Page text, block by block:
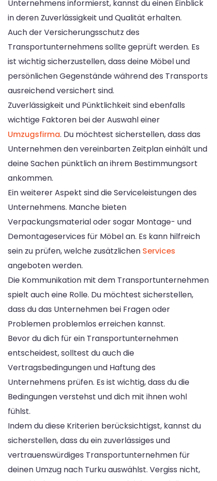
Unternehmens informierst, kannst du einen Einblick
in deren Zuverlässigkeit und Qualität erhalten.
Auch der Versicherungsschutz des
Transportunternehmens sollte geprüft werden. Es
ist wichtig sicherzustellen, dass deine Möbel und
persönlichen Gegenstände während des Transports
ausreichend versichert sind.
Zuverlässigkeit und Pünktlichkeit sind ebenfalls
wichtige Faktoren bei der Auswahl einer
Umzugsfirma. Du möchtest sicherstellen, dass das
Unternehmen den vereinbarten Zeitplan einhält und
deine Sachen pünktlich an ihrem Bestimmungsort
ankommen.
Ein weiterer Aspekt sind die Serviceleistungen des
Unternehmens. Manche bieten
Verpackungsmaterial oder sogar Montage- und
Demontageservices für Möbel an. Es kann hilfreich
sein zu prüfen, welche zusätzlichen Services
angeboten werden.
Die Kommunikation mit dem Transportunternehmen
spielt auch eine Rolle. Du möchtest sicherstellen,
dass du das Unternehmen bei Fragen oder
Problemen problemlos erreichen kannst.
Bevor du dich für ein Transportunternehmen
entscheidest, solltest du auch die
Vertragsbedingungen und Haftung des
Unternehmens prüfen. Es ist wichtig, dass du die
Bedingungen verstehst und dich mit ihnen wohl
fühlst.
Indem du diese Kriterien berücksichtigst, kannst du
sicherstellen, dass du ein zuverlässiges und
vertrauenswürdiges Transportunternehmen für
deinen Umzug nach Turku auswählst. Vergiss nicht,